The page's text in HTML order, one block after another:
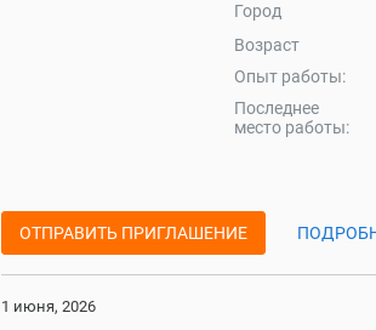
Город
Возраст
Опыт работы:
Последнее
место работы:
ОТПРАВИТЬ ПРИГЛАШЕНИЕ
1 июня, 2026